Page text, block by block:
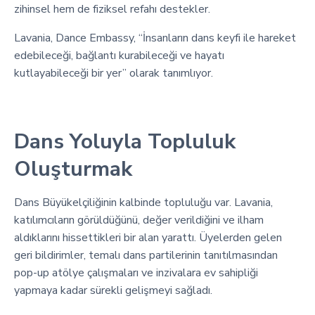
zihinsel hem de fiziksel refahı destekler.
Lavania, Dance Embassy, “İnsanların dans keyfi ile hareket
edebileceği, bağlantı kurabileceği ve hayatı
kutlayabileceği bir yer” olarak tanımlıyor.
Dans Yoluyla Topluluk
Oluşturmak
Dans Büyükelçiliğinin kalbinde topluluğu var. Lavania,
katılımcıların görüldüğünü, değer verildiğini ve ilham
aldıklarını hissettikleri bir alan yarattı. Üyelerden gelen
geri bildirimler, temalı dans partilerinin tanıtılmasından
pop-up atölye çalışmaları ve inzivalara ev sahipliği
yapmaya kadar sürekli gelişmeyi sağladı.